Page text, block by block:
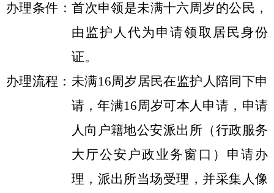
办理条件：首次申领是未满十六周岁的公民，
由监护人代为申请领取居民身份
证。
办理流程：未满16周岁居民在监护人陪同下申
请，年满16周岁可本人申请，申请
人向户籍地公安派出所（行政服务
大厅公安户政业务窗口）申请办
理，派出所当场受理，并采集人像